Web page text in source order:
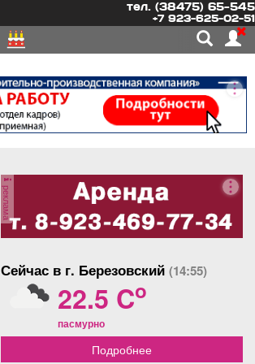
тел. (38475) 65-545
+7 923-625-02-51
реклама
Сейчас в г. Березовский (14:55)
22.5 Co
пасмурно
Подробнее